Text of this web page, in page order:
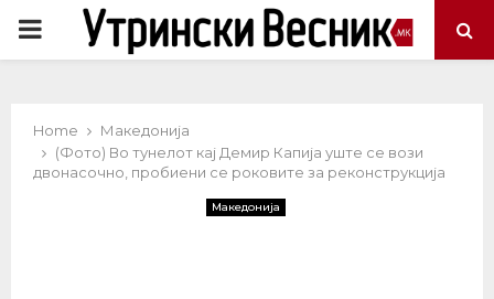
PRIMARY
Home
Македонија
(Фото) Во тунелот кај Демир Капија уште се вози
двонасочно, пробиени се роковите за реконструкција
Македонија